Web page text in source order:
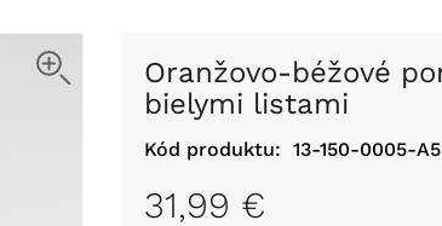
Oranžovo-béžové pončo s
bielymi listami
Kód produktu: 13-150-0005-A5
31,99 €